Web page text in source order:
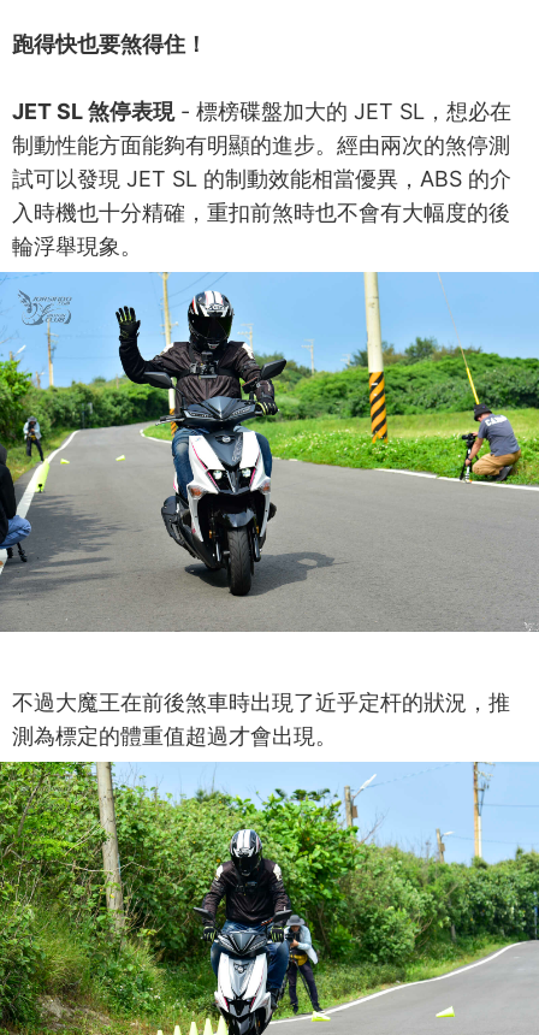
跑得快也要煞得住！
JET SL 煞停表現- 標榜碟盤加大的 JET SL，想必在
制動性能方面能夠有明顯的進步。經由兩次的煞停測
試可以發現 JET SL 的制動效能相當優異，ABS 的介
入時機也十分精確，重扣前煞時也不會有大幅度的後
輪浮舉現象。
不過大魔王在前後煞車時出現了近乎定杆的狀況，推
測為標定的體重值超過才會出現。